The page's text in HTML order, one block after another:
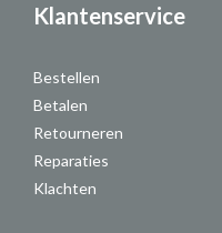
Klantenservice
Bestellen
Betalen
Retourneren
Reparaties
Klachten